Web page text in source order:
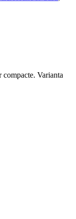
Varianta